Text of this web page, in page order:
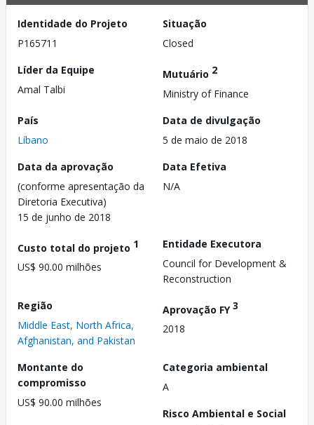
Identidade do Projeto
P165711
Situação
Closed
Líder da Equipe
Amal Talbi
Mutuário 2
Ministry of Finance
País
Líbano
Data de divulgação
5 de maio de 2018
Data da aprovação
(conforme apresentação da
Diretoria Executiva)
15 de junho de 2018
Data Efetiva
N/A
Custo total do projeto 1
US$ 90.00 milhões
Entidade Executora
Council for Development &
Reconstruction
Região
Middle East, North Africa,
Afghanistan, and Pakistan
Aprovação FY3
2018
Montante do
compromisso
US$ 90.00 milhões
Categoria ambiental
A
Risco Ambiental e Social